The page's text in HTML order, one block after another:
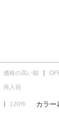
価格の高い順
再入荷
120件 カラー